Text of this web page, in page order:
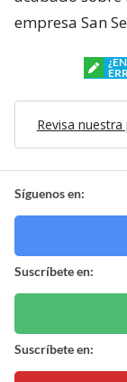
empresa San
Revisa
Síguenos en:
Suscríbete en:
Suscríbete en: